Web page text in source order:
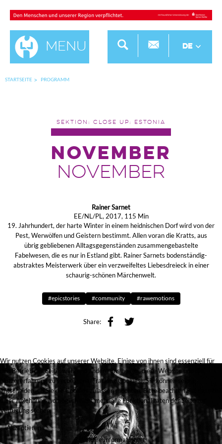
Menu DE
STARTSEITE PROGRAMM
SEKTION: CLOSE UP: ESTONIA
NOVEMBER
NOVEMBER
Rainer Sarnet
EE/NL/PL, 2017, 115 Min
19. Jahrhundert, der harte Winter in einem heidnischen Dorf wird von der
Pest, Werwölfen und Geistern bestimmt. Allen voran die Kratts, aus
übrig gebliebenen Alltagsgegenständen zusammengebastelte
Fabelwesen, die es nur in Estland gibt. Rainer Sarnets bodenständig-
abstraktes Meisterwerk über ein verzweifeltes Liebesdreieck in einer
schaurig-schönen Märchenwelt.
#epicstories #community #rawemotions
Share:
Wir nutzen Cookies auf unserer Website. Einige von ihnen sind essenziell für
den Betrieb der Seite, während andere uns helfen, diese Website und die
Nutzererfahrung zu verbessern (Tracking Cookies). Sie können selbst
entscheiden, ob Sie die Cookies zulassen möchten. Bitte beachten Sie, dass bei
einer Ablehnung womöglich nicht mehr alle Funktionalitäten der Seite zur
Verfügung stehen.
Akzeptieren
Weitere Informationen